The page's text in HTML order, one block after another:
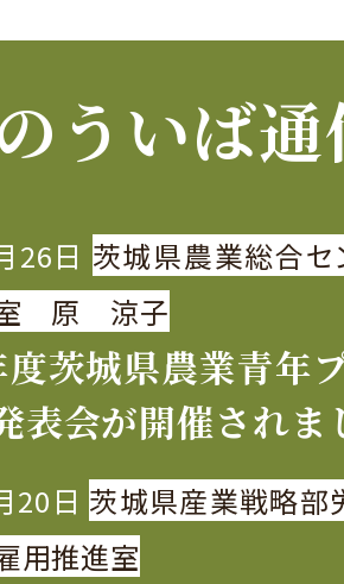
ういば
26日 茨城県農業総合セ
室 原 涼子
茨城県農業青年
表会が開催されま
20日 茨城県産業戦略部
用推進室